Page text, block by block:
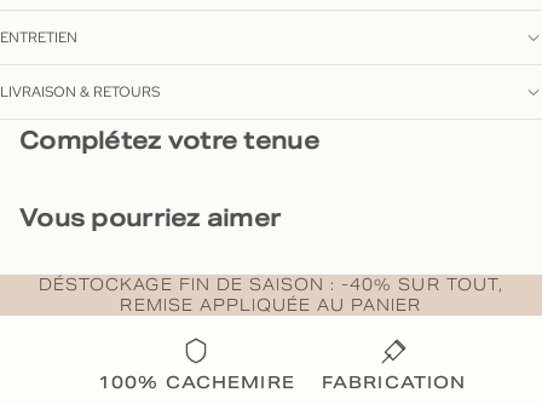
ENTRETIEN
LIVRAISON & RETOURS
Complétez votre tenue
Vous pourriez aimer
DÉSTOCKAGE FIN DE SAISON : -40% SUR TOUT,
REMISE APPLIQUÉE AU PANIER
100% CACHEMIRE
FABRICATION